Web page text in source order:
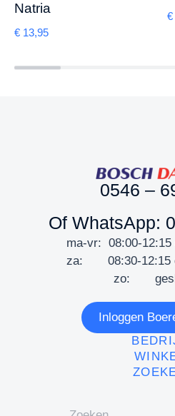
Natria
€ 13,95
€
0546 –
Of WhatsApp:
ma-vr: 08:00-12:15
za: 08:30-12:15
zo:
Inloggen